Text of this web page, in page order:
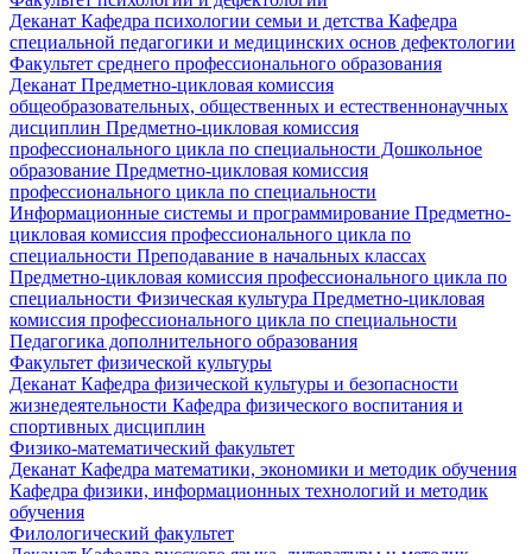
Деканат Кафедра психологии семьи и детства Кафедра
специальной педагогики и медицинских основ дефектологии
Факультет среднего профессионального образования
Деканат Предметно-цикловая комиссия
общеобразовательных, общественных и естественнонаучных
дисциплин Предметно-цикловая комиссия
профессионального цикла по специальности Дошкольное
образование Предметно-цикловая комиссия
профессионального цикла по специальности
Информационные системы и программирование Предметно-
цикловая комиссия профессионального цикла по
специальности Преподавание в начальных классах
Предметно-цикловая комиссия профессионального цикла по
специальности Физическая культура Предметно-цикловая
комиссия профессионального цикла по специальности
Педагогика дополнительного образования
Факультет физической культуры
Деканат Кафедра физической культуры и безопасности
жизнедеятельности Кафедра физического воспитания и
спортивных дисциплин
Физико-математический факультет
Деканат Кафедра математики, экономики и методик обучения
Кафедра физики, информационных технологий и методик
обучения
Филологический факультет